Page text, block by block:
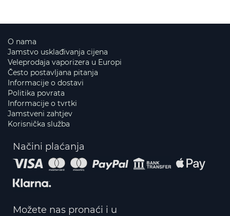
O nama
Jamstvo usklađivanja cijena
Veleprodaja vaporizera u Europi
Često postavljana pitanja
Informacije o dostavi
Politika povrata
Informacije o tvrtki
Jamstveni zahtjev
Korisnička služba
Načini plaćanja
Možete nas pronaći i u